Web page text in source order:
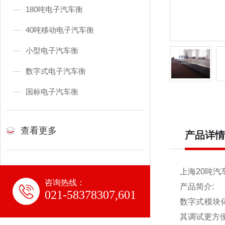
180吨电子汽车衡
40吨移动电子汽车衡
小型电子汽车衡
数字式电子汽车衡
国标电子汽车衡
查看更多
咨询热线：
021-58378307,601
产品详情
上海20吨
产品简介:
数字式模块
其调试更方